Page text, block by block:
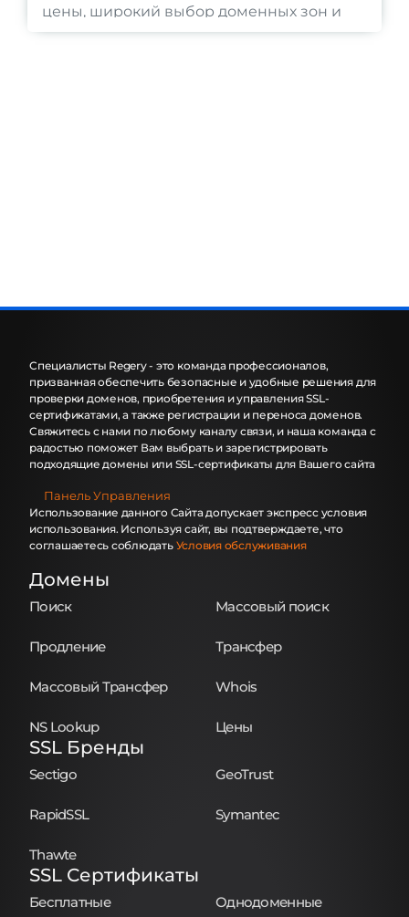
цены, широкий выбор доменных зон и
отличное обслуживание клиентов. Если
При регистрации домена безопасность
имеет первостепенное значение.
Инфраструктура Regery построена с
использованием передовых средств
защиты, включая круглосуточный
мониторинг на предмет потенциальных
угроз и системных сбоев. Это помогает
защитить данные и избежать потери.
Удобное управление
продуктами
расширяемый набор инструментов
всеми Вашими продуктами с
эффективностью.
Отзывчивая
техническая
поддержка
Наши специалисты по технической
поддержке предоставляют
своевременные и профессиональные
Специалисты Regery - это команда профессионалов,
призванная обеспечить безопасные и удобные решения для
проверки доменов, приобретения и управления SSL-
сертификатами, а также регистрации и переноса доменов.
Свяжитесь с нами по любому каналу связи, и наша команда с
радостью поможет Вам выбрать и зарегистрировать
подходящие домены или SSL-сертификаты для Вашего сайта
Панель Управления
Использование данного Сайта допускает экспресс условия
использования. Используя сайт, вы подтверждаете, что
соглашаетесь соблюдать Условия обслуживания
Домены
Поиск Массовый поиск
Продление Трансфер
Массовый Трансфер Whois
NS Lookup Цены
SSL Бренды
Sectigo GeoTrust
RapidSSL Symantec
Thawte
SSL Сертификаты
Бесплатные Однодоменные